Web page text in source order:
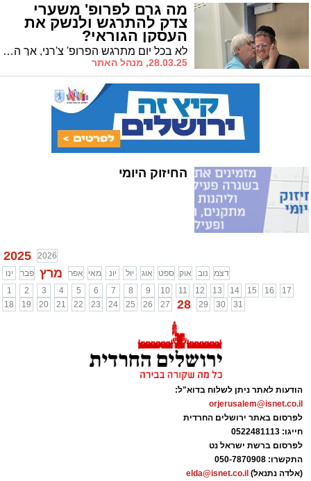
מה גרם לפרופ' משערי
צדק להתרגש ולנשק את
העסקן הגוראי?
לא בכל יום מתרגש הפרופ' צ'רני, אך היום זה קרה לאחר שהיועץ הרפואי יעקב שקול הצליח להפתיעו
28.03.25, מנהל האתר
החיזוק היומי
2025
2026
ינו
פבר מרץ אפר מאי יונ יול אוג ספט אוק נוב
דצמ
1
2 3 4 5 6 7 8 9 10 11 12 13 14 15 16
17
18
19 20 21 22 23 24 25 26 27 28 29 30 31
הודעות לאתר ניתן לשלוח בדוא"ל:
orjerusalem@isnet.co.il
לפרסום באתר ירושלים החרדית
חייגו: 0522481113
לפרסום ברשת ישראל נט
התקשרו: 050-7870908
(אלדה נתנאל) elda@isnet.co.il